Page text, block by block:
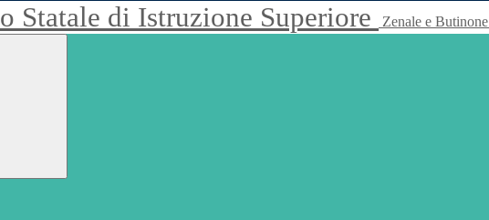
Statale di Istruzione Superiore Zenale e Butinone